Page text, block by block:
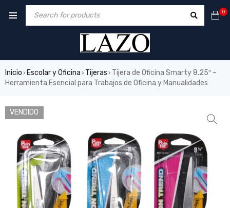
0
Inicio › Escolar y Oficina › Tijeras › Tijera de Oficina Smarty 8.25″ –
Herramienta Esencial para Trabajos de Oficina y Manualidades
VENDIDO